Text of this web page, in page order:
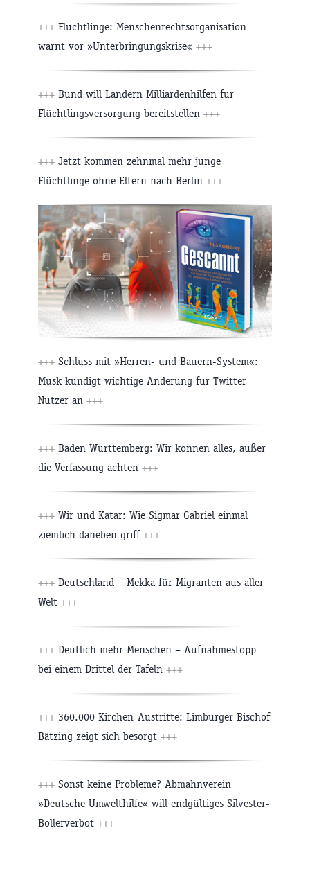
+++ Flüchtlinge: Menschenrechtsorganisation
warnt vor »Unterbringungskrise« +++
+++ Bund will Ländern Milliardenhilfen für
Flüchtlingsversorgung bereitstellen +++
+++ Jetzt kommen zehnmal mehr junge
Flüchtlinge ohne Eltern nach Berlin +++
+++ Schluss mit »Herren- und Bauern-System«:
Musk kündigt wichtige Änderung für Twitter-
Nutzer an +++
+++ Baden Württemberg: Wir können alles, außer
die Verfassung achten +++
+++ Wir und Katar: Wie Sigmar Gabriel einmal
ziemlich daneben griff +++
+++ Deutschland – Mekka für Migranten aus aller
Welt +++
+++ Deutlich mehr Menschen – Aufnahmestopp
bei einem Drittel der Tafeln +++
+++ 360.000 Kirchen-Austritte: Limburger Bischof
Bätzing zeigt sich besorgt +++
+++ Sonst keine Probleme? Abmahnverein
»Deutsche Umwelthilfe« will endgültiges Silvester-
Böllerverbot +++